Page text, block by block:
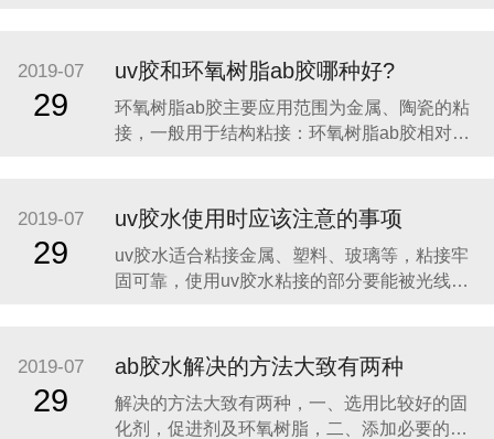
统的UV固化涂料主要由光引发剂、反应性低聚
物和活性稀释剂组成，涂膜可在紫外光的照射
下发生光交联反应而迅速固化。稀
2019-07
29
uv胶和环氧树脂ab胶哪种好?
环氧树脂ab胶主要应用范围为金属、陶瓷的粘
接，一般用于结构粘接：环氧树脂ab胶相对于
斤，操作方便，表面效果好。 uv胶主要应用范
围为玻璃、水晶、塑料的粘接，也可作为油
漆、涂料、油墨等的胶料使用。uv胶的主
2019-07
29
uv胶水使用时应该注意的事项
uv胶水适合粘接金属、塑料、玻璃等，粘接牢
固可靠，使用uv胶水粘接的部分要能被光线照
些呢? 胶水固化后，胶体表面接触空气，由于空
气的抑制作用，胶体表面不能脱粘，也就是粘
手的现象。 uv胶水的主要成分是丙
2019-07
29
ab胶水解决的方法大致有两种
解决的方法大致有两种，一、选用比较好的固
化剂，促进剂及环氧树脂，二、添加必要的抗